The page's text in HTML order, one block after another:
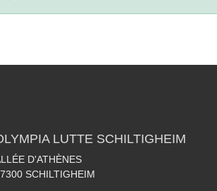
LUTTE SCHILTIGHEIM
D'ATHÈNES
SCHILTIGHEIM